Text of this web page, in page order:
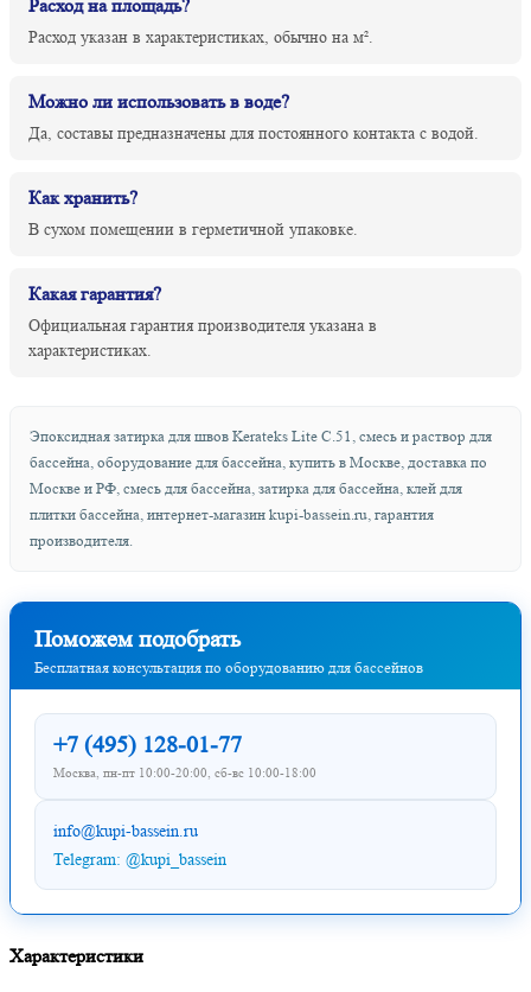
Расход на площадь?
Расход указан в характеристиках, обычно на м².
Можно ли использовать в воде?
Да, составы предназначены для постоянного контакта с водой.
Как хранить?
В сухом помещении в герметичной упаковке.
Какая гарантия?
Официальная гарантия производителя указана в
характеристиках.
Эпоксидная затирка для швов Kerateks Lite С.51, смесь и раствор для
бассейна, оборудование для бассейна, купить в Москве, доставка по
Москве и РФ, смесь для бассейна, затирка для бассейна, клей для
плитки бассейна, интернет-магазин kupi-bassein.ru, гарантия
производителя.
Поможем подобрать
Бесплатная консультация по оборудованию для бассейнов
+7 (495) 128-01-77
Москва, пн-пт 10:00-20:00, сб-вс 10:00-18:00
info@kupi-bassein.ru
Telegram: @kupi_bassein
Характеристики